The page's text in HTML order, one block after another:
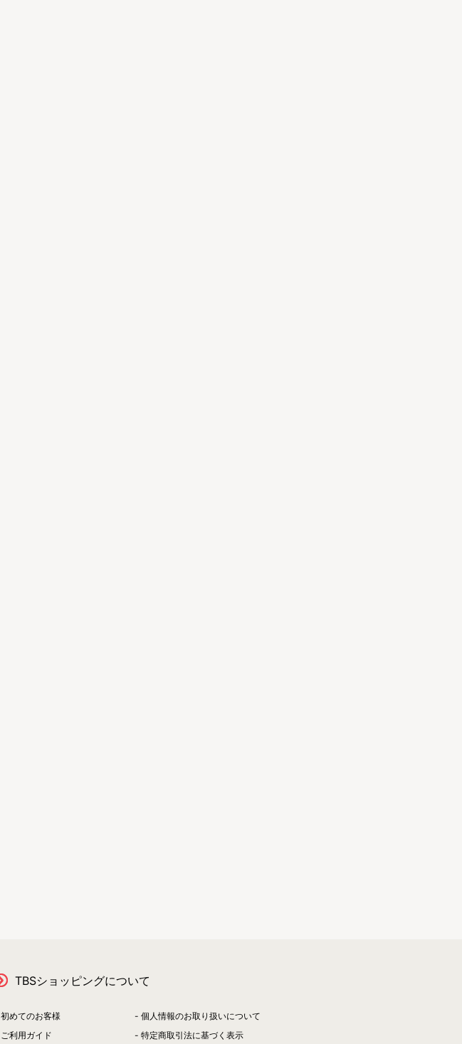
TBSショッピングについて
初めてのお客様
ご利用ガイド
個人情報のお取り扱いについて
特定商取引法に基づく表示